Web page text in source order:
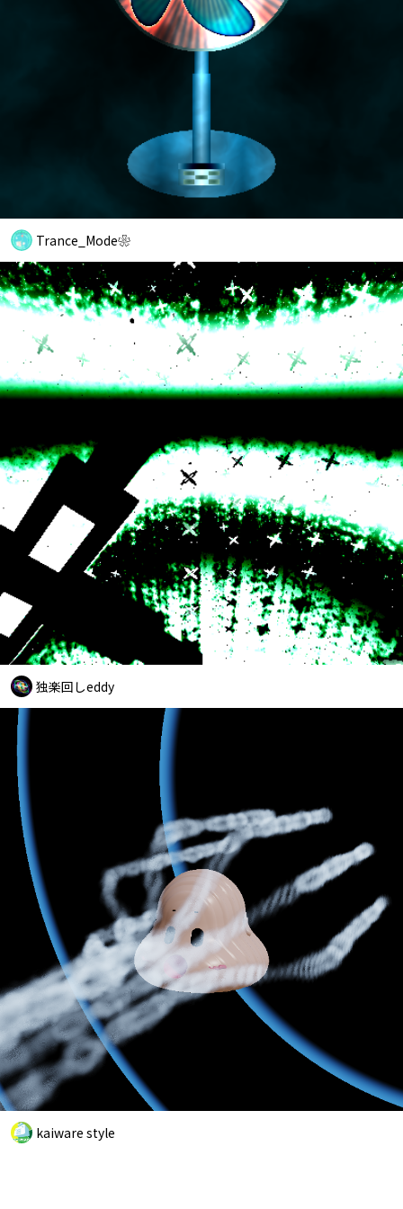
Trance_Mode❀
独楽回しeddy
kaiware style